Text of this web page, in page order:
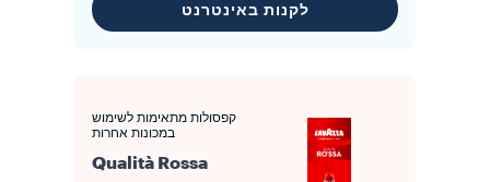
לקנות באינטרנט
קפסולות מתאימות לשימוש
במכונות אחרות
Qualità Rossa